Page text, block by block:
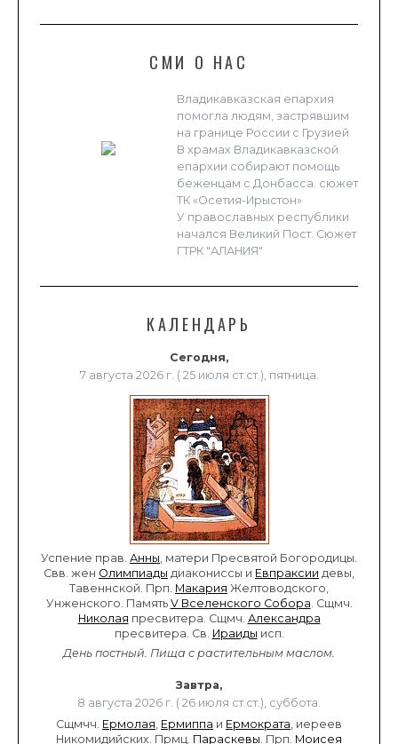
СМИ О НАС
Владикавказская епархия
помогла людям, застрявшим
на границе России с Грузией
В храмах Владикавказской
епархии собирают помощь
беженцам с Донбасса. сюжет
ТК «Осетия-Ирыстон»
У православных республики
начался Великий Пост. Сюжет
ГТРК "АЛАНИЯ"
КАЛЕНДАРЬ
Сегодня,
7 августа 2026 г. ( 25 июля ст.ст.), пятница.
Успение прав. Анны, матери Пресвятой Богородицы.
Свв. жен Олимпиады диакониссы и Евпраксии девы,
Тавеннской. Прп. Макария Желтоводского,
Унженского. Память V Вселенского Собора. Сщмч.
Николая пресвитера. Сщмч. Александра
пресвитера. Св. Ираиды исп.
День постный. Пища с растительным маслом.
Завтра,
8 августа 2026 г. ( 26 июля ст.ст.), суббота.
Сщмчч. Ермолая, Ермиппа и Ермократа, иереев
Никомидийских. Прмц. Параскевы. Прп. Моисея